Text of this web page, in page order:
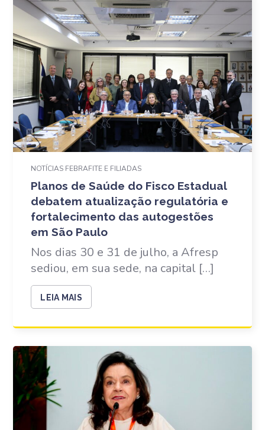
NOTÍCIAS FEBRAFITE E FILIADAS
Planos de Saúde do Fisco Estadual
debatem atualização regulatória e
fortalecimento das autogestões
em São Paulo
Nos dias 30 e 31 de julho, a Afresp
sediou, em sua sede, na capital […]
LEIA MAIS